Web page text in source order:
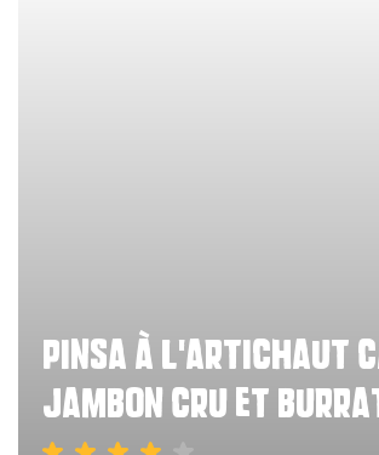
Pinsa à l'artichaut
jambon cru et